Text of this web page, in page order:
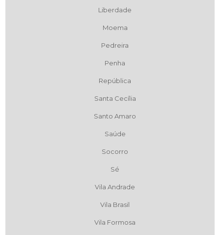
Liberdade
Moema
Pedreira
Penha
República
Santa Cecília
Santo Amaro
Saúde
Socorro
Sé
Vila Andrade
Vila Brasil
Vila Formosa